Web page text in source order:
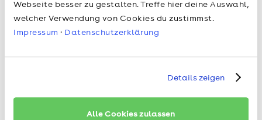
Webseite besser zu gestalten. Treffe hier deine Auswahl,
welcher Verwendung von Cookies du zustimmst.
Impressum · Datenschutzerklärung
Details zeigen
Alle Cookies zulassen